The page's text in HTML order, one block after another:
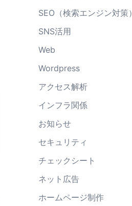
SEO（検索エンジン対策）
SNS活用
Web
Wordpress
アクセス解析
インフラ関係
お知らせ
セキュリティ
チェックシート
ネット広告
ホームページ制作